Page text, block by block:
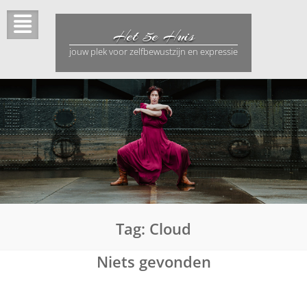
naar
Het 5e Huis
jouw plek voor zelfbewustzijn en expressie
Tag: Cloud
Niets gevonden